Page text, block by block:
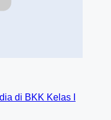
di BKK Kelas I